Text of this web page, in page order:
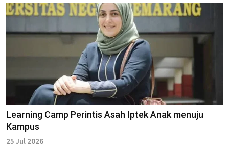
Learning Camp Perintis Asah Iptek Anak menuju
Kampus
25 Jul 2026